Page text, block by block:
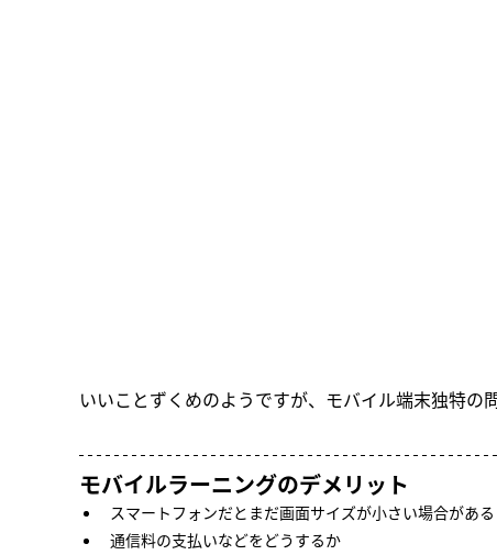
いいことずくめのようですが、モバイル端末独特の
モバイルラーニングのデメリット
スマートフォンだとまだ画面サイズが小さい場合がある
通信料の支払いなどをどうするか